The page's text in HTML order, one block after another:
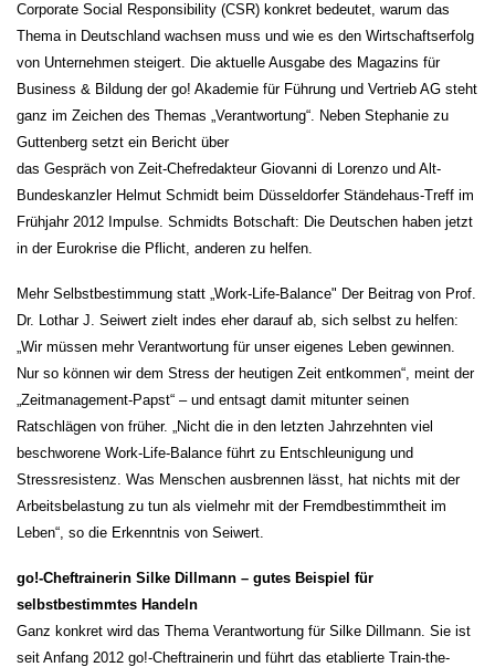
Corporate Social Responsibility (CSR) konkret bedeutet, warum das
Thema in Deutschland wachsen muss und wie es den Wirtschaftserfolg
von Unternehmen steigert. Die aktuelle Ausgabe des Magazins für
Business & Bildung der go! Akademie für Führung und Vertrieb AG steht
ganz im Zeichen des Themas „Verantwortung“. Neben Stephanie zu
Guttenberg setzt ein Bericht über
das Gespräch von Zeit-Chefredakteur Giovanni di Lorenzo und Alt-
Bundeskanzler Helmut Schmidt beim Düsseldorfer Ständehaus-Treff im
Frühjahr 2012 Impulse. Schmidts Botschaft: Die Deutschen haben jetzt
in der Eurokrise die Pflicht, anderen zu helfen.
Mehr Selbstbestimmung statt „Work-Life-Balance" Der Beitrag von Prof.
Dr. Lothar J. Seiwert zielt indes eher darauf ab, sich selbst zu helfen:
„Wir müssen mehr Verantwortung für unser eigenes Leben gewinnen.
Nur so können wir dem Stress der heutigen Zeit entkommen“, meint der
„Zeitmanagement-Papst“ – und entsagt damit mitunter seinen
Ratschlägen von früher. „Nicht die in den letzten Jahrzehnten viel
beschworene Work-Life-Balance führt zu Entschleunigung und
Stressresistenz. Was Menschen ausbrennen lässt, hat nichts mit der
Arbeitsbelastung zu tun als vielmehr mit der Fremdbestimmtheit im
Leben“, so die Erkenntnis von Seiwert.
go!-Cheftrainerin Silke Dillmann – gutes Beispiel für
selbstbestimmtes Handeln
Ganz konkret wird das Thema Verantwortung für Silke Dillmann. Sie ist
seit Anfang 2012 go!-Cheftrainerin und führt das etablierte Train-the-